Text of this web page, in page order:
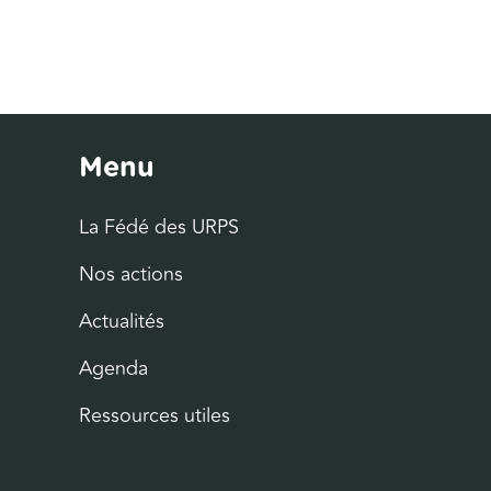
Menu
La Fédé des URPS
Nos actions
Actualités
Agenda
Ressources utiles